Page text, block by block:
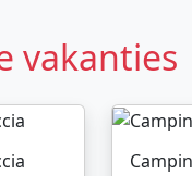
vakanties